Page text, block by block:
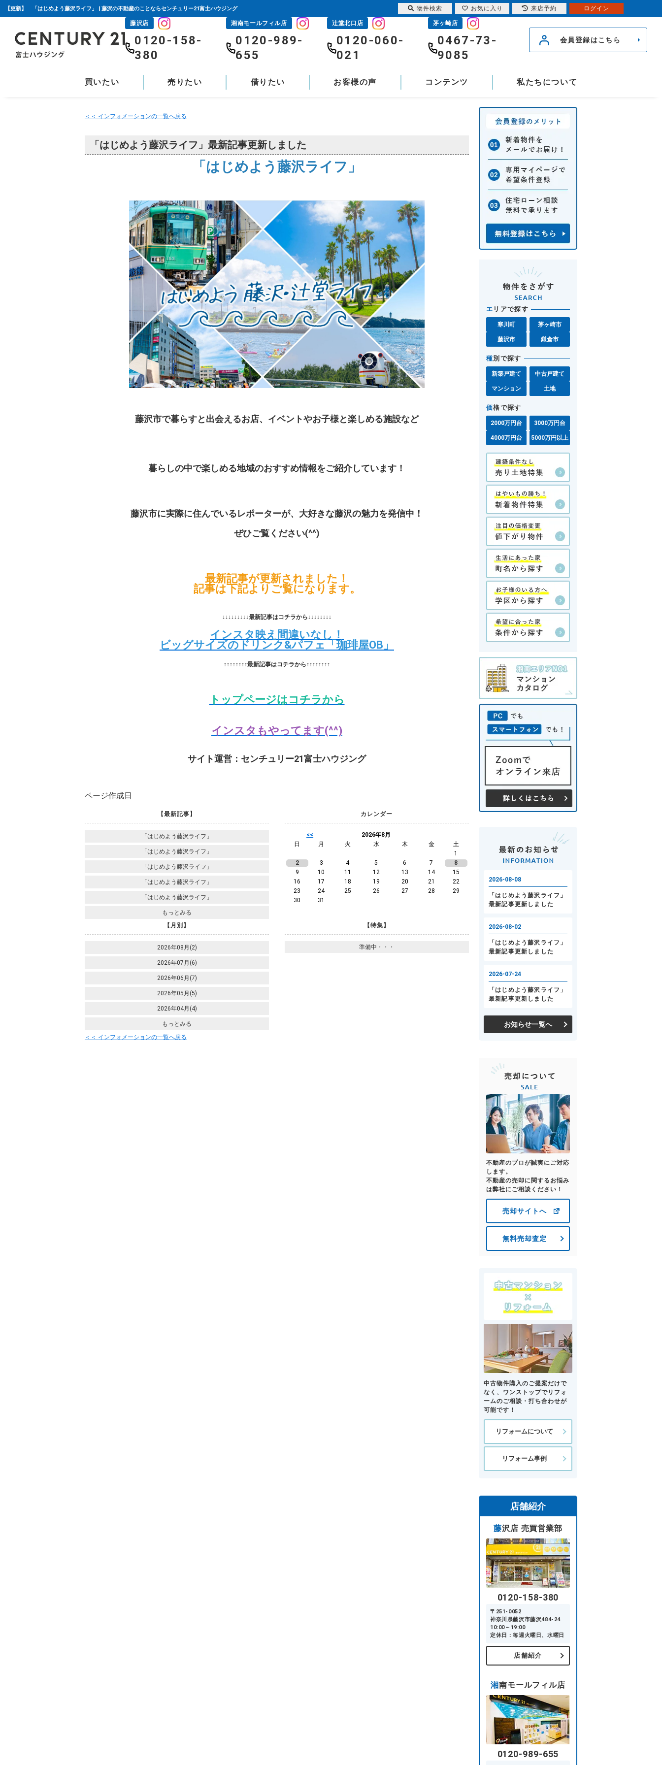
【更新】 「はじめよう藤沢ライフ」 | 藤沢の不動産のことならセンチュリー21富士ハウジング
藤沢店
0120-158-
380
湘南モールフィル店
0120-989-
655
辻堂北口店
0120-060-
021
茅ヶ崎店
0467-73-
9085
会員登録はこちら
買いたい 売りたい 借りたい お客様の声 コンテンツ 私たちについて
＜＜ インフォメーションの一覧へ戻る
「はじめよう藤沢ライフ」最新記事更新しました
「はじめよう藤沢ライフ」
藤沢市で暮らすと出会えるお店、イベントやお子様と楽しめる施設など
暮らしの中で楽しめる地域のおすすめ情報をご紹介しています！
藤沢市に実際に住んでいるレポーターが、大好きな藤沢の魅力を発信中！
ぜひご覧ください(^^)
最新記事が更新されました！
記事は下記よりご覧になります。
↓↓↓↓↓↓↓↓↓最新記事はコチラから↓↓↓↓↓↓↓↓
インスタ映え間違いなし！
ビッグサイズのドリンク&パフェ「珈琲屋OB」
↑↑↑↑↑↑↑↑最新記事はコチラから↑↑↑↑↑↑↑↑
トップページはコチラから
インスタもやってます(^^)
サイト運営：センチュリー21富士ハウジング
ページ作成日
【最新記事】
「はじめよう藤沢ライフ」
「はじめよう藤沢ライフ」
「はじめよう藤沢ライフ」
「はじめよう藤沢ライフ」
「はじめよう藤沢ライフ」
もっとみる
カレンダー
<<
2026年8月
日
月 火 水 木 金
土
1
2
3 4 5 6 7
8
9
10 11 12 13 14
15
16
17 18 19 20 21
22
23
24 25 26 27 28
29
30
31
【月別】
2026年08月(2)
2026年07月(6)
2026年06月(7)
2026年05月(5)
2026年04月(4)
もっとみる
【特集】
準備中・・・
＜＜ インフォメーションの一覧へ戻る
エ リアで探す
寒川町 茅ヶ崎市
藤沢市 鎌倉市
種別で探す
新築戸建て 中古戸建て
マンション 土地
価格で探す
2000万円台 3000万円台
4000万円台 5000万円以上
お知らせ一覧へ
不動産のプロが誠実にご対応
します。
不動産の売却に関するお悩み
は弊社にご相談ください！
売却サイトへ
無料売却査定
中古物件購入のご提案だけで
なく、ワンストップでリフォ
ームのご相談・打ち合わせが
可能です！
リフォームについて
リフォーム事例
店舗紹介
藤沢店 売買営業部
0120-158-380
〒251-0052
神奈川県藤沢市藤沢484-24
10:00～19:00
定休日：毎週火曜日、水曜日
店舗紹介
湘南モールフィル店
0120-989-655
物件検索 お気に入り 来店予約 ログイン